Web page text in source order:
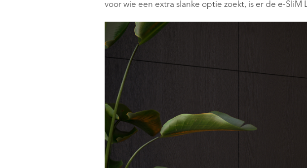
voor wie een extra slanke optie zoekt, is er de e-SliM